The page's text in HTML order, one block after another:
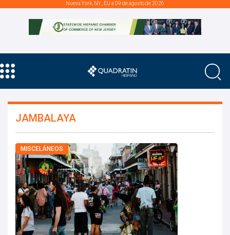
Nueva York, NY., EU a 09 de agosto de 2026
JAMBALAYA
MISCELÁNEOS